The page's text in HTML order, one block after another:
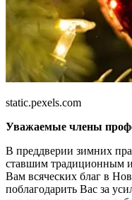
static.pexels.com
Уважаемые члены
В преддверии зимних
ставшим традиционным
Вам всяческих благ в
поблагодарить Вас за